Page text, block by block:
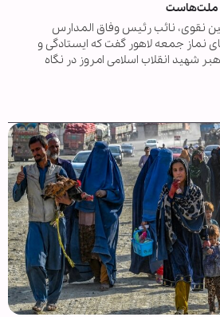
ملت‌هاست
نقوی، نائب رئیس وفاق المدارس
نماز جمعه لاهور گفت که ایستادگی و
شهید انقلاب اسلامی امروز در نگاه